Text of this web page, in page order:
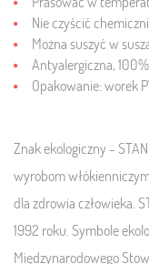
Nie czyścić
Można suszyć w
Antyalergiczna,
Opakowanie:worek
Znak ekologiczny -
wyrobom
dla zdrowia człowieka.
1992 roku. Symbole
Międzynarodowego